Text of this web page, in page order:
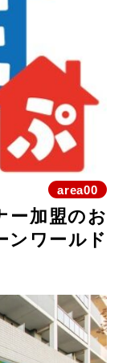
ー加盟のお
ンワールド
area00